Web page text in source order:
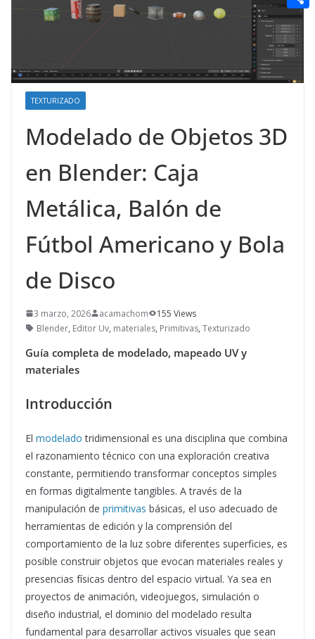
TEXTURIZADO
Modelado de Objetos 3D
en Blender: Caja
Metálica, Balón de
Fútbol Americano y Bola
de Disco
3 marzo, 2026 acamachom
155 Views
Blender, Editor Uv, materiales, Primitivas, Texturizado
Guía completa de modelado, mapeado UV y
materiales
Introducción
El modelado tridimensional es una disciplina que combina
el razonamiento técnico con una exploración creativa
constante, permitiendo transformar conceptos simples
en formas digitalmente tangibles. A través de la
manipulación de primitivas básicas, el uso adecuado de
herramientas de edición y la comprensión del
comportamiento de la luz sobre diferentes superficies, es
posible construir objetos que evocan materiales reales y
presencias físicas dentro del espacio virtual. Ya sea en
proyectos de animación, videojuegos, simulación o
diseño industrial, el dominio del modelado resulta
fundamental para desarrollar activos visuales que sean
n
e
r
e
r
e
r
a
i
l
d
d
i
C
o
p